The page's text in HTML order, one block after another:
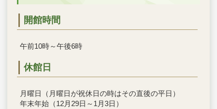
開館時間
午前10時～午後6時
休館日
月曜日（月曜日が祝休日の時はその直後の平日）
年末年始（12月29日～1月3日）